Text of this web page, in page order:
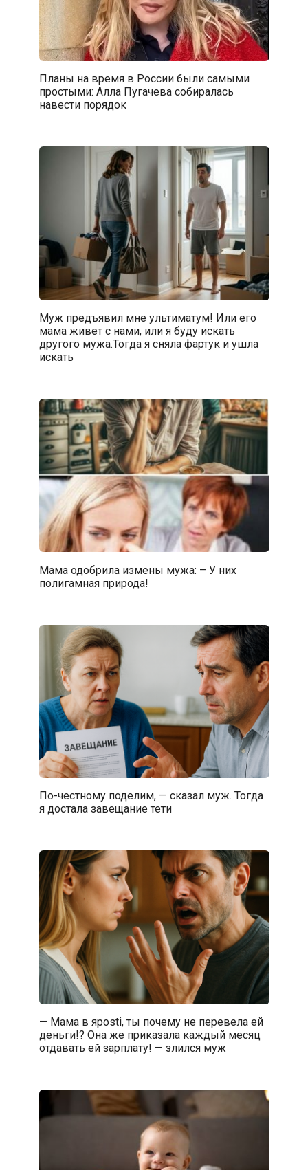
Планы на время в России были самыми
простыми: Алла Пугачева собиралась
навести порядок
Муж предъявил мне ультиматум! Или его
мама живет с нами, или я буду искать
другого мужа.Тогда я сняла фартук и ушла
искать
Мама одобрила измены мужа: – У них
полигамная природа!
По-честному поделим, — сказал муж. Тогда
я достала завещание тети
— Мама в ярosti, ты почему не перевела ей
деньги!? Она же приказала каждый месяц
отдавать ей зарплату! — злился муж